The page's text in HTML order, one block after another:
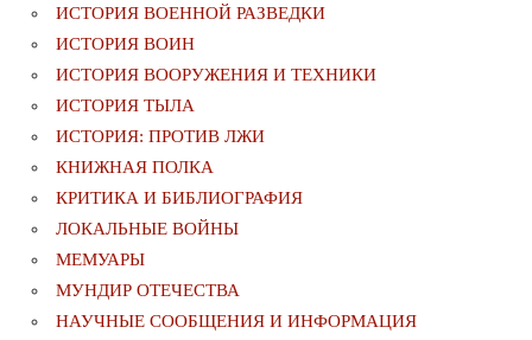
ИСТОРИЯ ВОЕННОЙ РАЗВЕДКИ
ИСТОРИЯ ВОИН
ИСТОРИЯ ВООРУЖЕНИЯ И ТЕХНИКИ
ИСТОРИЯ ТЫЛА
ИСТОРИЯ: ПРОТИВ ЛЖИ
КНИЖНАЯ ПОЛКА
КРИТИКА И БИБЛИОГРАФИЯ
ЛОКАЛЬНЫЕ ВОЙНЫ
МЕМУАРЫ
МУНДИР ОТЕЧЕСТВА
НАУЧНЫЕ СООБЩЕНИЯ И ИНФОРМАЦИЯ